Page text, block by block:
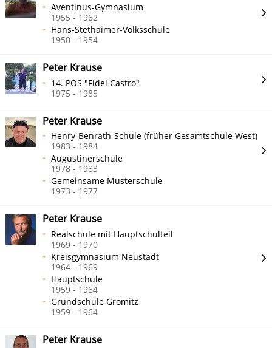
Aventinus-Gymnasium
1955 - 1962
Hans-Stethaimer-Volksschule
1950 - 1954
Peter Krause
14. POS "Fidel Castro"
1975 - 1985
Peter Krause
Henry-Benrath-Schule (früher Gesamtschule West)
1983 - 1984
Augustinerschule
1978 - 1983
Gemeinsame Musterschule
1973 - 1977
Peter Krause
Realschule mit Hauptschulteil
1969 - 1970
Kreisgymnasium Neustadt
1964 - 1969
Hauptschule
1959 - 1964
Grundschule Grömitz
1959 - 1964
Peter Krause